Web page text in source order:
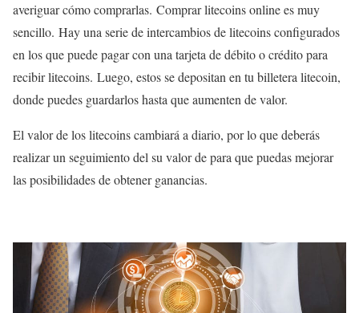
averiguar cómo comprarlas. Comprar litecoins online es muy
sencillo. Hay una serie de intercambios de litecoins configurados
en los que puede pagar con una tarjeta de débito o crédito para
recibir litecoins. Luego, estos se depositan en tu billetera litecoin,
donde puedes guardarlos hasta que aumenten de valor.
El valor de los litecoins cambiará a diario, por lo que deberás
realizar un seguimiento del su valor de para que puedas mejorar
las posibilidades de obtener ganancias.